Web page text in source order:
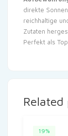
direkte
reichhaltige
Zutaten
Perfekt als
Related
19%